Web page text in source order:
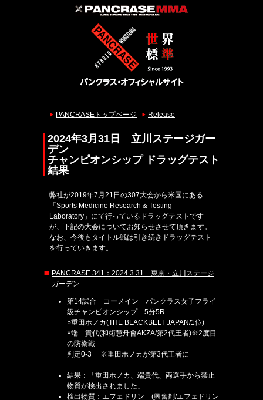
PANCRASEトップページ Release
2024年3月31日 立川ステージガー
デン
チャンピオンシップ ドラッグテスト
結果
弊社が2019年7月21日の307大会から米国にある
「Sports Medicine Research & Testing
Laboratory」にて行っているドラッグテストです
が、下記の大会についてお知らせさせて頂きます。
なお、今後もタイトル戦は引き続きドラッグテスト
を行っていきます。
PANCRASE 341：2024.3.31 東京・立川ステージ
ガーデン
第14試合 コーメイン パンクラス女子フライ
級チャンピオンシップ 5分5R
○重田ホノカ(THE BLACKBELT JAPAN/1位)
×端 貴代(和術慧舟會AKZA/第2代王者)※2度目
の防衛戦
判定0-3 ※重田ホノカが第3代王者に
結果：「重田ホノカ、端貴代、両選手から禁止
物質が検出されました」
検出物質：エフェドリン (興奮剤/エフェドリン